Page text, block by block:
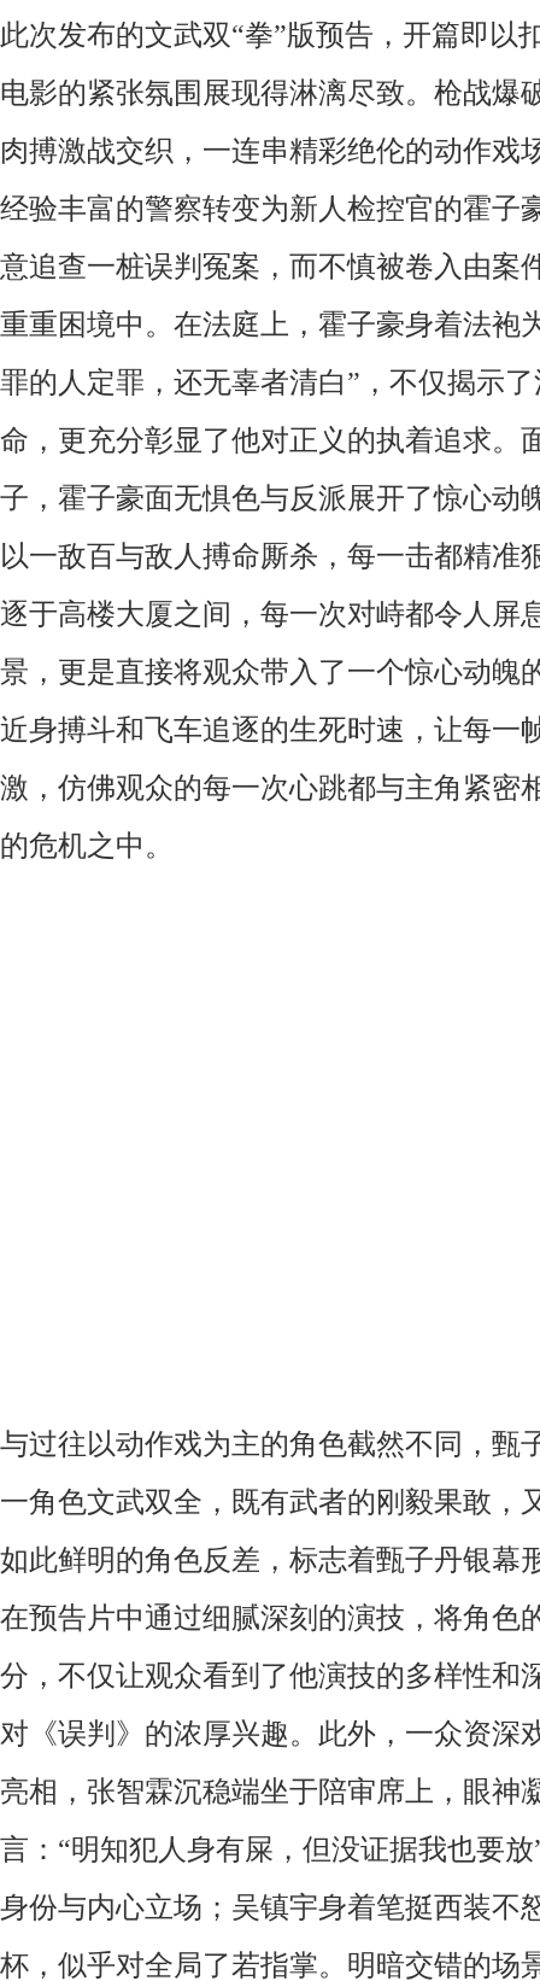
此次发布的文武双“拳”版预告，开篇即以
电影的紧张氛围展现得淋漓尽致。 枪战爆
肉搏激战交织，一连串精彩绝伦的动作戏
经验丰富的警察转变为新人检控官的霍子
意追查一桩误判冤案，而不慎被卷入由案
重重困境中。 在法庭上，霍子豪身着法袍
罪的人定罪，还无辜者清白”，不仅揭示
命，更充分彰显了他对正义的执着追求。
子，霍子豪面无惧色与反派展开了惊心动
以一敌百与敌人搏命厮杀，每一击都精准
逐于高楼大厦之间，每一次对峙都令人屏
景 ， 更是直接将观众带入 了一个惊心动魄
近身搏斗和飞车追逐的生死时速， 让每一
激 ， 仿佛观众的每一次心跳都与主角紧密
的危机之中。
与过往以动作戏为主的角色截然不同，甄
一角色文武双全，既有武者的刚毅果敢，
如此鲜明的角色反差，标志着甄子丹银幕
在预告片中通过细腻深刻的演技，将角色
分 ，不仅让观众看到了他演技的多样性和
对《误判》的浓厚兴趣。 此外，一众资深
亮相，张智霖沉稳端坐于陪审席上，眼神
言： “明知犯人身有屎，但没证据我也要
身份与内心立场；吴镇宇身着笔挺西装不
杯，似乎对全局了若指掌。明暗交错的场